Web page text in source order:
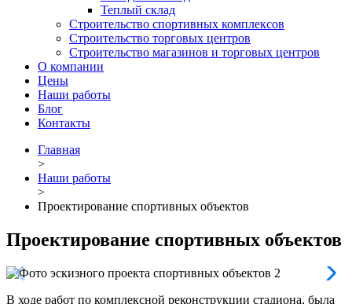
Теплый склад
Строительство спортивных комплексов
Строительство торговых центров
Строительство магазинов и торговых центров
О компании
Цены
Наши работы
Блог
Контакты
Главная
>
Наши работы
>
Проектирование спортивных объектов
Проектирование спортивных объектов
В ходе работ по комплексной реконструкции стадиона, была